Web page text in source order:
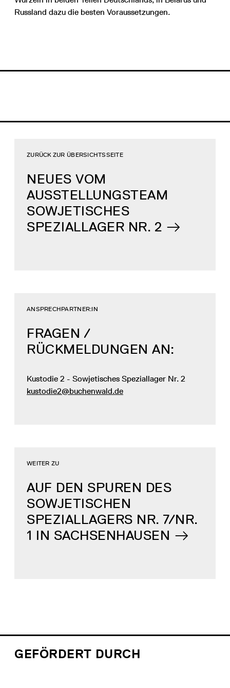
Russland dazu die besten Voraussetzungen.
NEUES VOM
AUSSTELLUNGSTEAM
SOWJETISCHES
SPEZIALLAGER NR. 2
ZURÜCK ZUR ÜBERSICHTSSEITE
FRAGEN /
RÜCKMELDUNGEN AN:
ANSPRECHPARTNER:IN
Kustodie 2 - Sowjetisches Speziallager Nr. 2
kustodie2@buchenwald.de
AUF DEN SPUREN DES
SOWJETISCHEN
SPEZIALLAGERS NR. 7/NR.
1 IN SACHSENHAUSEN
WEITER ZU
GEFÖRDERT DURCH